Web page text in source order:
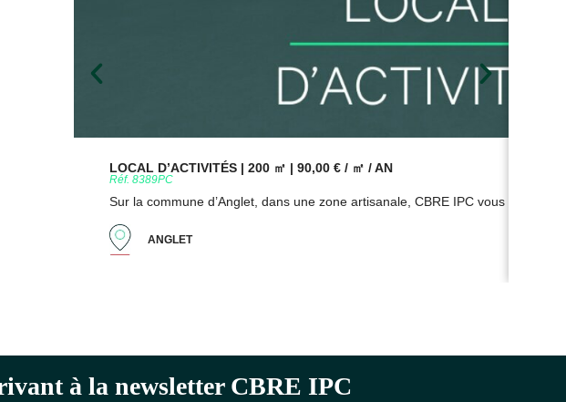
LOCAL D’ACTIVITÉS | 200 ㎡ | 90,00 € / ㎡ / AN
Réf. 8389PC
Sur la commune d’Anglet, dans une zone artisanale, CBRE IPC vous
ANGLET
à la newsletter CBRE IPC